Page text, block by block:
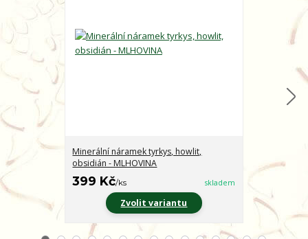
Minerální náramek tyrkys, howlit,
obsidián - MLHOVINA
399 Kč/ks skladem
Zvolit variantu
CHARAKTER